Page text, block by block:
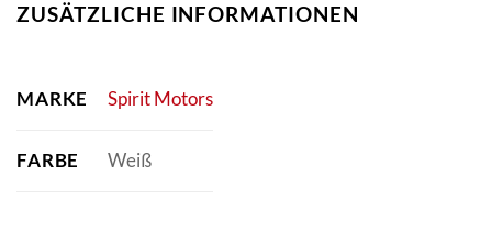
ZUSÄTZLICHE INFORMATIONEN
MARKE Spirit Motors
FARBE Weiß